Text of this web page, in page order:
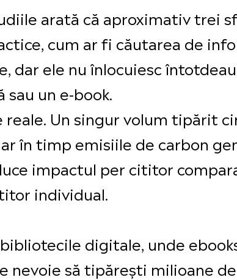
arată că aproximativ trei
cum ar fi căutarea de
dar ele nu înlocuiesc
un e-book.
Un singur volum tipărit
în timp emisiile de carbon
impactul per cititor
individual.
digitale, unde
nevoie să tipărești milioane